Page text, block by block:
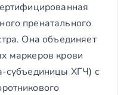
пренатального
Она объединяет
маркеров крови
субъединицы ХГЧ) с